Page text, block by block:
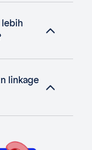
lebih
linkage